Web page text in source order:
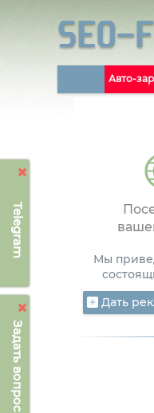
Telegram
Задать вопрос
Авто-
Мы
Дать